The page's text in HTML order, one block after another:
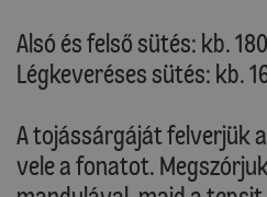
Alsó és felső sütés: kb.
Légkeveréses sütés: kb.
A tojássárgáját felverjük
vele a fonatot.